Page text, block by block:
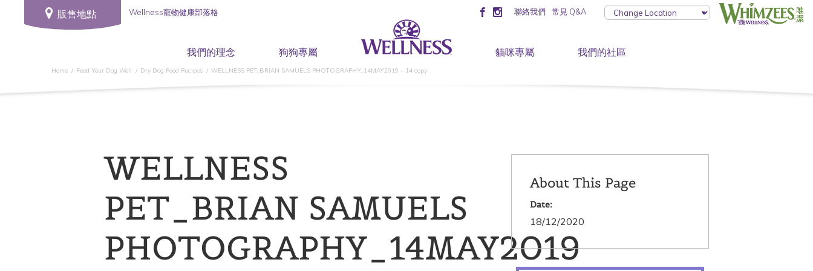
販售地點 Wellness寵物健康部落格 聯絡我們 常見 Q&A
我們的理念 狗狗專屬 貓咪專屬 我們的社區
Home Feed Your Dog Well Dry Dog Food Recipes WELLNESS PET_BRIAN SAMUELS PHOTOGRAPHY_14MAY2019 – 14 copy
WELLNESS
PET_BRIAN SAMUELS
PHOTOGRAPHY_14MAY2019
About This Page
Date:
18/12/2020